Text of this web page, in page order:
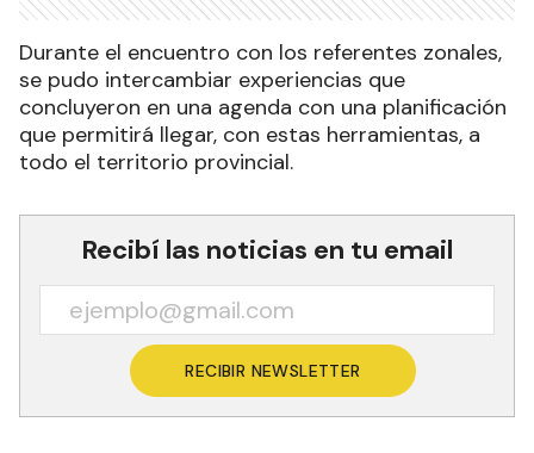
Durante el encuentro con los referentes zonales,
se pudo intercambiar experiencias que
concluyeron en una agenda con una planificación
que permitirá llegar, con estas herramientas, a
todo el territorio provincial.
Recibí las noticias en tu email
RECIBIR NEWSLETTER